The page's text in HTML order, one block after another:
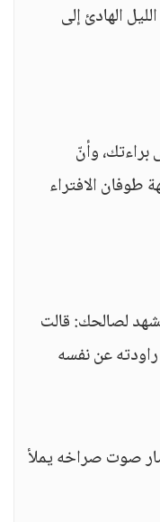
الهادئ إلى
وأنّ
الافتراء
لصالحك: قالت
عن نفسه
صوت صراخه يملأ